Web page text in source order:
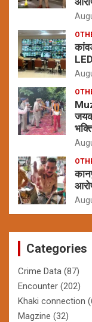
Categories
Crime Data (87)
Encounter (202)
Khaki connection
Magzine (32)